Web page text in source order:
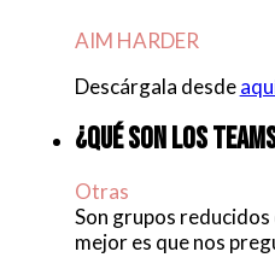
AIM HARDER
Descárgala desde
¿QUÉ SON LOS
Otras
Son grupos
mejor es que nos